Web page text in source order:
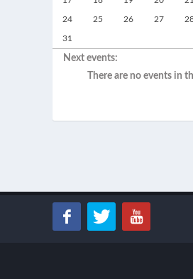
24 25 26 27
31
Next events:
There are no events in